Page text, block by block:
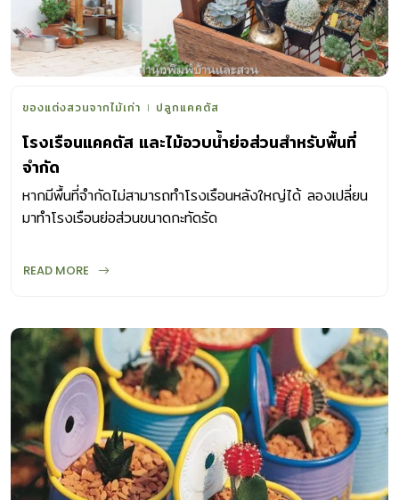
ของแต่งสวนจากไม้เก่า ปลูกแคคตัส
โรงเรือนแคคตัส และไม้อวบน้ำย่อส่วนสำหรับพื้นที่
จำกัด
หากมีพื้นที่จำกัดไม่สามารถทำโรงเรือนหลังใหญ่ได้ ลองเปลี่ยน
มาทำโรงเรือนย่อส่วนขนาดกะทัดรัด
READ MORE